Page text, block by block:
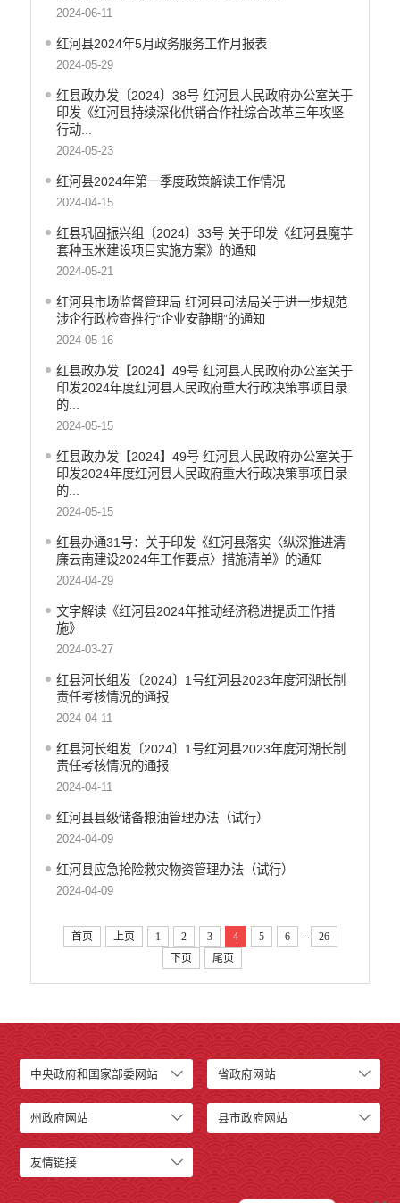
2024-06-11
红河县2024年5月政务服务工作月报表
2024-05-29
红县政办发〔2024〕38号 红河县人民政府办公室关于
印发《红河县持续深化供销合作社综合改革三年攻坚
行动...
2024-05-23
红河县2024年第一季度政策解读工作情况
2024-04-15
红县巩固振兴组〔2024〕33号 关于印发《红河县魔芋
套种玉米建设项目实施方案》的通知
2024-05-21
红河县市场监督管理局 红河县司法局关于进一步规范
涉企行政检查推行“企业安静期”的通知
2024-05-16
红县政办发【2024】49号 红河县人民政府办公室关于
印发2024年度红河县人民政府重大行政决策事项目录
的...
2024-05-15
红县政办发【2024】49号 红河县人民政府办公室关于
印发2024年度红河县人民政府重大行政决策事项目录
的...
2024-05-15
红县办通31号：关于印发《红河县落实〈纵深推进清
廉云南建设2024年工作要点〉措施清单》的通知
2024-04-29
文字解读《红河县2024年推动经济稳进提质工作措
施》
2024-03-27
红县河长组发〔2024〕1号红河县2023年度河湖长制
责任考核情况的通报
2024-04-11
红县河长组发〔2024〕1号红河县2023年度河湖长制
责任考核情况的通报
2024-04-11
红河县县级储备粮油管理办法（试行）
2024-04-09
红河县应急抢险救灾物资管理办法（试行）
2024-04-09
首页 上页 1 2 3 4 5 6 ...
26
下页
尾页
中央政府和国家部委网站 省政府网站
州政府网站 县市政府网站
友情链接